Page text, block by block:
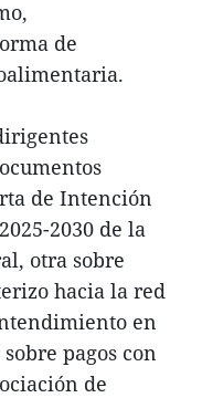
de
de Intención
2030 de la
otra sobre
hacia la red
en
pagos con
de